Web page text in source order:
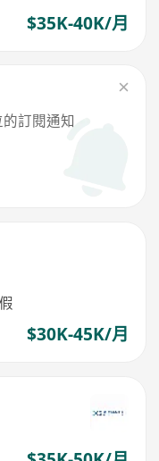
$35K-40K/月
訂閱通知
$30K-45K/月